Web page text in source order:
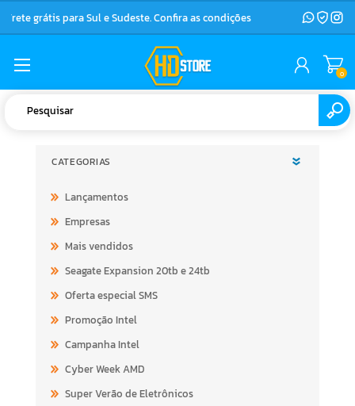
Frete grátis para Sul e Sudeste. Confira as condições
0
CATEGORIAS
Lançamentos
Empresas
Mais vendidos
Seagate Expansion 20tb e 24tb
Oferta especial SMS
Promoção Intel
Campanha Intel
Cyber Week AMD
Super Verão de Eletrônicos